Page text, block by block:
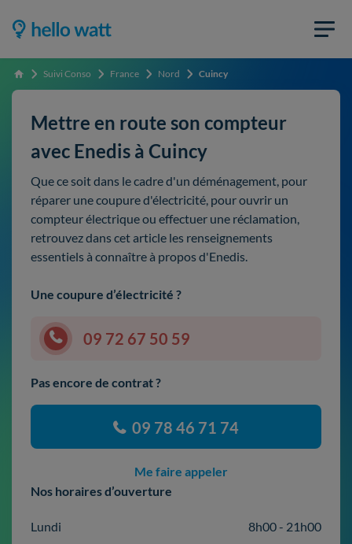
Accueil Suivi Conso France Nord Cuincy
Mettre en route son compteur
avec Enedis à Cuincy
Que ce soit dans le cadre d'un déménagement, pour
réparer une coupure d'électricité, pour ouvrir un
compteur électrique ou effectuer une réclamation,
retrouvez dans cet article les renseignements
essentiels à connaître à propos d'Enedis.
Une coupure d’électricité ?
09 72 67 50 59
Pas encore de contrat ?
09 78 46 71 74
Me faire appeler
Nos horaires d’ouverture
Lundi
8h00 - 21h00